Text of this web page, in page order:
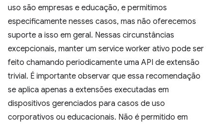
uso são empresas e educação, e permitimos
especificamente nesses casos, mas não oferecemos
suporte a isso em geral. Nessas circunstâncias
excepcionais, manter um service worker ativo pode ser
feito chamando periodicamente uma API de extensão
trivial. É importante observar que essa recomendação
se aplica apenas a extensões executadas em
dispositivos gerenciados para casos de uso
corporativos ou educacionais. Não é permitido em